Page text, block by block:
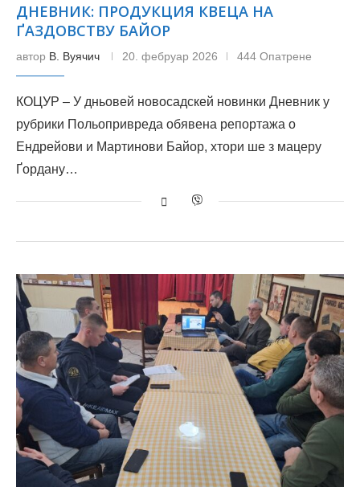
ДНЕВНИК: ПРОДУКЦИЯ КВЕЦА НА
ҐАЗДОВСТВУ БАЙОР
автор В. Вуячич 20. фебруар 2026 444 Опатрене
КОЦУР – У дньовей новосадскей новинки Дневник у
рубрики Польопривреда обявена репортажа о
Ендрейови и Мартинови Байор, хтори ше з мацеру
Ґордану…